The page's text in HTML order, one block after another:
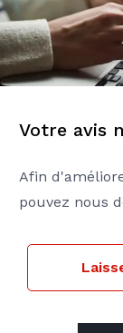
Votre avis
Afin
pouvez nous